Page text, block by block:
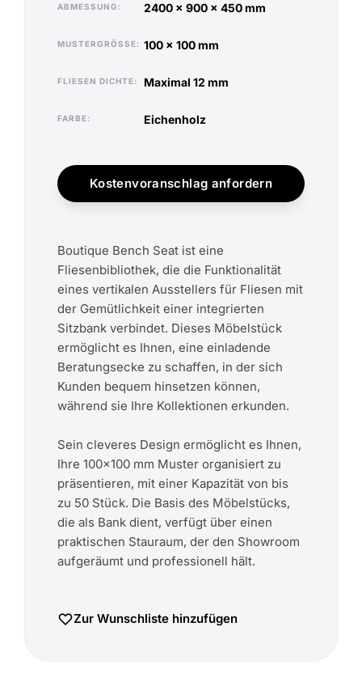
ABMESSUNG 2400 x 900 x 450 mm
MUSTERGRÖSSE 100 x 100 mm
FLIESEN DICHTE maximal 12 mm
FARBE eichenholz
Kostenvoranschlag anfordern
Boutique Bench Seat ist eine
Fliesenbibliothek, die die Funktionalität
eines vertikalen Ausstellers für Fliesen mit
der Gemütlichkeit einer integrierten
Sitzbank verbindet. Dieses Möbelstück
ermöglicht es Ihnen, eine einladende
Beratungsecke zu schaffen, in der sich
Kunden bequem hinsetzen können,
während sie Ihre Kollektionen erkunden.
Sein cleveres Design ermöglicht es Ihnen,
Ihre 100x100 mm Muster organisiert zu
präsentieren, mit einer Kapazität von bis
zu 50 Stück. Die Basis des Möbelstücks,
die als Bank dient, verfügt über einen
praktischen Stauraum, der den Showroom
aufgeräumt und professionell hält.
Zur Wunschliste hinzufügen